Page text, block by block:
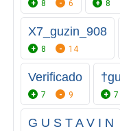
8 6 8
X7_guzin_908
8 14
Verificado
7 9 7
G U S T A V I N